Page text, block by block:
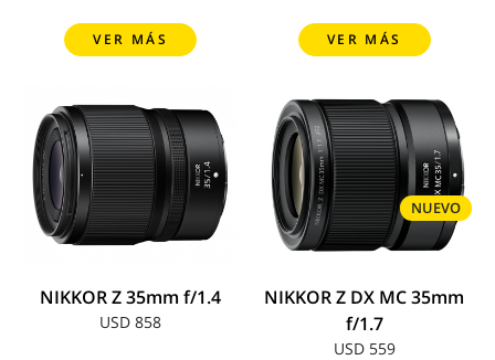
VER MÁS VER MÁS
NIKKOR Z 35mm f/1.4
USD 858
NUEVO
NIKKOR Z DX MC 35mm
f/1.7
USD 559